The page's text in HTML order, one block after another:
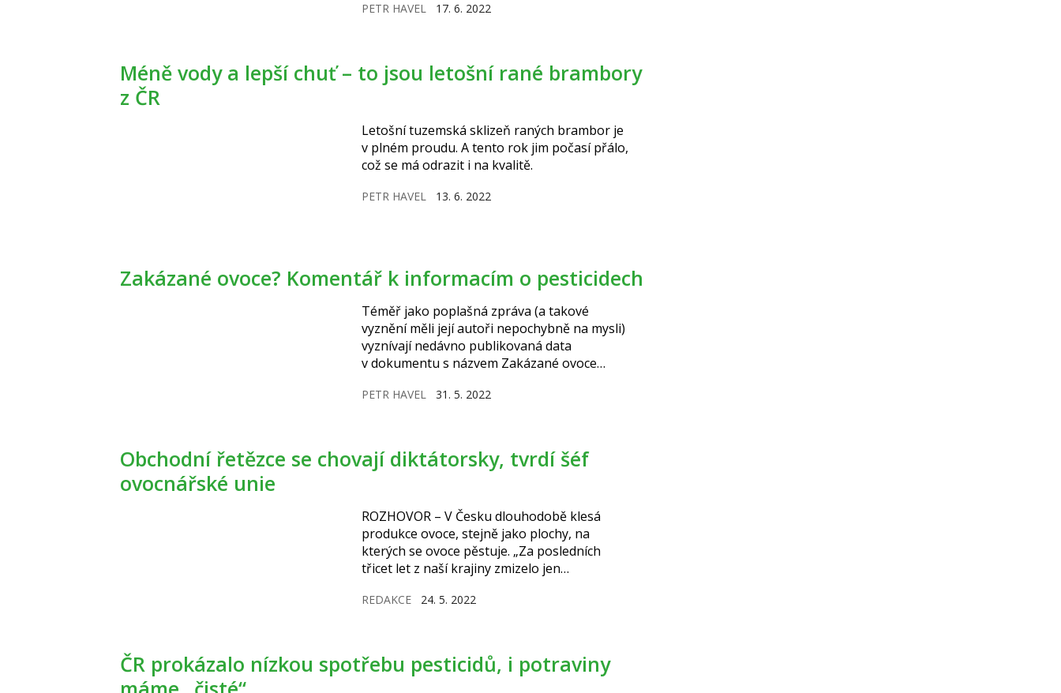
velkou část roku.
PETR HAVEL 17. 6. 2022
Méně vody a lepší chuť – to jsou letošní rané brambory
z ČR
Letošní tuzemská sklizeň raných brambor je
v plném proudu. A tento rok jim počasí přálo,
což se má odrazit i na kvalitě.
PETR HAVEL 13. 6. 2022
Zakázané ovoce? Komentář k informacím o pesticidech
Téměř jako poplašná zpráva (a takové
vyznění měli její autoři nepochybně na mysli)
vyznívají nedávno publikovaná data
v dokumentu s názvem Zakázané ovoce
organizace Pesticide Action Network Europe
PETR HAVEL 31. 5. 2022
Obchodní řetězce se chovají diktátorsky, tvrdí šéf
ovocnářské unie
ROZHOVOR – V Česku dlouhodobě klesá
produkce ovoce, stejně jako plochy, na
kterých se ovoce pěstuje. „Za posledních
třicet let z naší krajiny zmizelo jen
ovocných stromů,“ popisuje předseda
nedostatečný odbyt a cenová politika
obchodních řetězců.
REDAKCE 24. 5. 2022
ČR prokázalo nízkou spotřebu pesticidů, i potraviny